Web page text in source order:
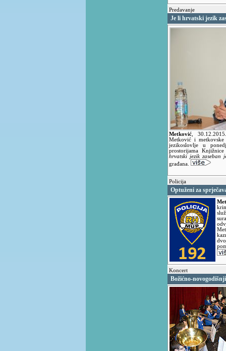
Predavanje
Je li hrvatski jezik
Metković
Metković i
jezikoslovlje u
prostorijama
hrvatski jezik zaseban
građana.
Policija
Optuženi za
Koncert
Božićno-